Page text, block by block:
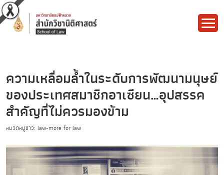
ความเหลื่อมล้ำในระดับการพัฒนามนุษย์
ของประเทศสมาชิกอาเซียน…อุปสรรค
สำคัญที่ไม่ควรมองข้าม
หมวดหมู่ข่าว: law-more for law